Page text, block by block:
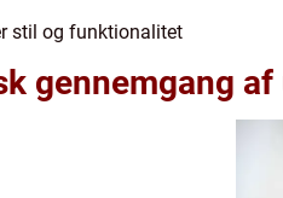
stil og funktionalitet
gennemgang